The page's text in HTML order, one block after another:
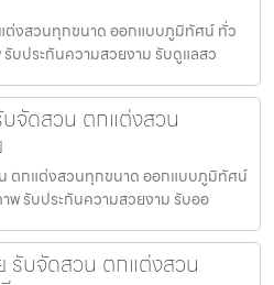
ต่งสวนทุกขนาด ออกแบบภูมิทัศน์ ทั่ว
บประกันความสวยงาม รับดูแลสว
จัดสวน ตกแต่งสวน
ตกแต่งสวนทุกขนาด ออกแบบภูมิทัศน์
พ รับประกันความสวยงาม รับออ
รับจัดสวน ตกแต่งสวน